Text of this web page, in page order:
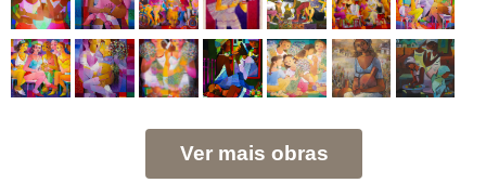
Ver mais obras